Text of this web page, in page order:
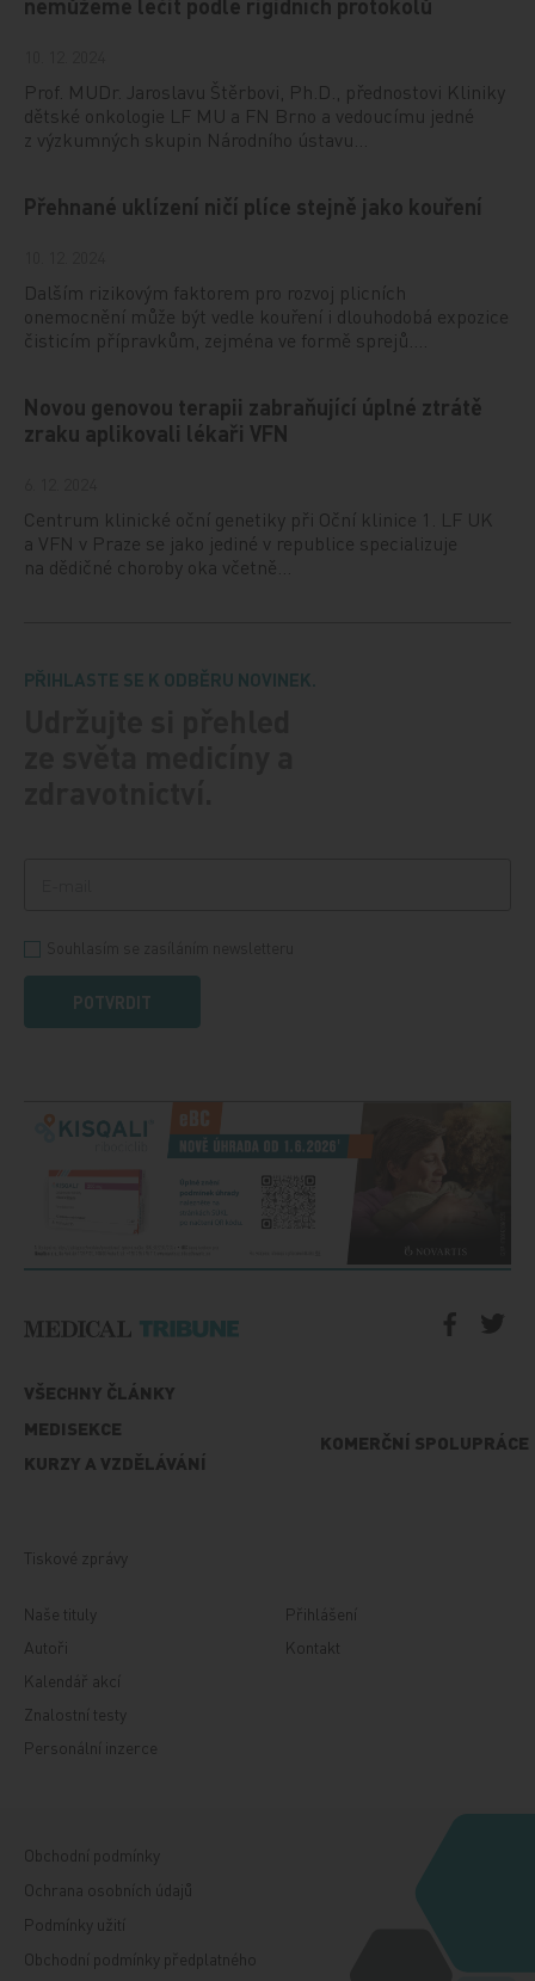
Prof. MUDr. Jaroslavu Štěrbovi, Ph.D., přednostovi Kliniky
dětské onkologie LF MU a FN Brno a vedoucímu jedné
z výzkumných skupin Národního ústavu…
Přehnané uklízení ničí plíce stejně jako kouření
Dalším rizikovým faktorem pro rozvoj plicních
onemocnění může být vedle kouření i dlouhodobá expozice
čisticím přípravkům, zejména ve formě sprejů.…
Novou genovou terapii zabraňující úplné ztrátě
zraku aplikovali lékaři VFN
Centrum klinické oční genetiky při Oční klinice 1. LF UK
a VFN v Praze se jako jediné v republice specializuje
na dědičné choroby oka včetně…
PŘIHLASTE SE K ODBĚRU NOVINEK.
POTVRDIT
VŠECHNY ČLÁNKY
MEDISEKCE
KURZY A VZDĚLÁVÁNÍ
KOMERČNÍ SPOLUPRÁCE
Tiskové zprávy
Naše tituly
Autoři
Kalendář akcí
Znalostní testy
Personální inzerce
Přihlášení
Kontakt
Obchodní podmínky
Ochrana osobních údajů
Podmínky užití
Obchodní podmínky předplatného